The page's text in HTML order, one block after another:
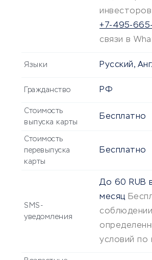
инвесторов
+7-495-
связи в
Языки Русский,
Гражданство РФ
Стоимость
выпуска карты
Бесплатно
Стоимость
перевыпуска
карты
Бесплатно
SMS-
уведомления
До 60 RUB
месяц
соблюдении
условий по